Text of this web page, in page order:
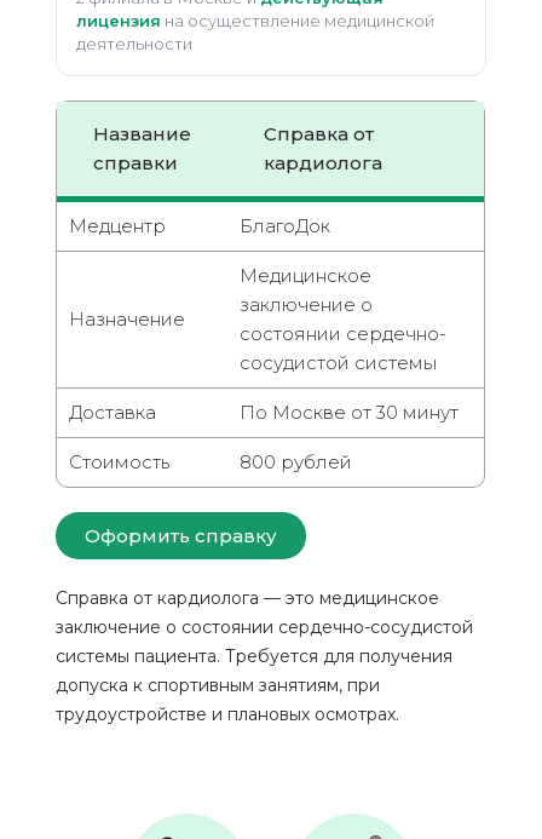
лицензия на осуществление медицинской
деятельности
Название
справки
Справка от
кардиолога
Медцентр БлагоДок
Назначение
Медицинское
заключение о
состоянии сердечно-
сосудистой системы
Доставка По Москве от 30 минут
Стоимость 800 рублей
Оформить справку
Справка от кардиолога — это медицинское
заключение о состоянии сердечно-сосудистой
системы пациента. Требуется для получения
допуска к спортивным занятиям, при
трудоустройстве и плановых осмотрах.